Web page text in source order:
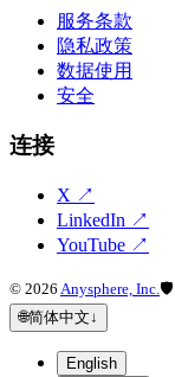
服务条款
隐私政策
数据使用
安全
连接
X ↗
LinkedIn ↗
YouTube ↗
© 2026 Anysphere, Inc.🛡
🌐简体中文↓
English